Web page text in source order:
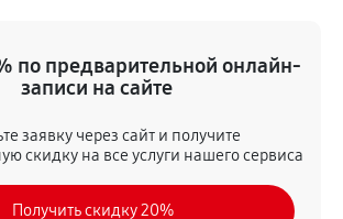
по предварительной онлайн-
записи на сайте
заявку через сайт и получите
скидку на все услуги нашего сервиса
Получить скидку 20%